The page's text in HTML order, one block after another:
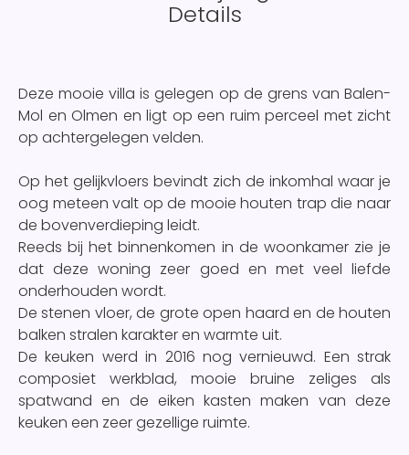
Details
Deze mooie villa is gelegen op de grens van Balen-
Mol en Olmen en ligt op een ruim perceel met zicht
op achtergelegen velden.
Op het gelijkvloers bevindt zich de inkomhal waar je
oog meteen valt op de mooie houten trap die naar
de bovenverdieping leidt.
Reeds bij het binnenkomen in de woonkamer zie je
dat deze woning zeer goed en met veel liefde
onderhouden wordt.
De stenen vloer, de grote open haard en de houten
balken stralen karakter en warmte uit.
De keuken werd in 2016 nog vernieuwd. Een strak
composiet werkblad, mooie bruine zeliges als
spatwand en de eiken kasten maken van deze
keuken een zeer gezellige ruimte.